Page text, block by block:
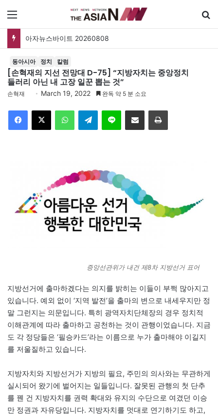
아자뉴스바이트 20260808
동아시아 정치 칼럼
[손혁재의 지선 전망대 D-75] “지방자치는 중앙정치
들러리 아닌 내 고장 일꾼 뽑는 것”
손혁재 March 19, 2022 완독 약 5 분 소요
Telegram 이메일
증앙선관위가 내건 제8차 지방선거 표어
지방선거에 출마하겠다는 의지를 밝히는 이들이 부쩍 많아지고
있습니다. 예외 없이 ‘지역 발전’을 출마의 변으로 내세우지만 정
말 그런지는 의문입니다. 특히 광역자치단체장의 경우 정치적
이해관계에 따라 출마하고 공천하는 것이 관행이었습니다. 지금
도 각 정당들은 ‘필승카드’라는 이름으로 누가 출마해야 이길지
를 저울질하고 있습니다.
지방자치와 지방선거가 지방의 필요, 주민의 의사와는 무관하게
실시되어 왔기에 벌어지는 일들입니다. 잘못된 관행의 첫 단추
를 꿴 건 지방자치를 권력 확대와 유지의 수단으로 여겼던 이승
만 정권과 자유당입니다. 지방자치를 멋대로 연기하기도 하고,